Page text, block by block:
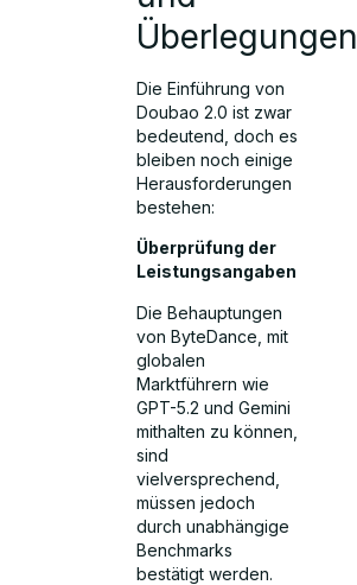
Überlegungen
Die Einführung von
Doubao 2.0 ist zwar
bedeutend, doch es
bleiben noch einige
Herausforderungen
bestehen:
Überprüfung der
Leistungsangaben
Die Behauptungen
von ByteDance, mit
globalen
Marktführern wie
GPT-5.2 und Gemini
mithalten zu können,
sind
vielversprechend,
müssen jedoch
durch unabhängige
Benchmarks
bestätigt werden.